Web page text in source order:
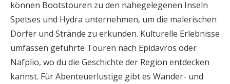
können Bootstouren zu den nahegelegenen Inseln
Spetses und Hydra unternehmen, um die malerischen
Dörfer und Strände zu erkunden. Kulturelle Erlebnisse
umfassen geführte Touren nach Epidavros oder
Nafplio, wo du die Geschichte der Region entdecken
kannst. Für Abenteuerlustige gibt es Wander- und